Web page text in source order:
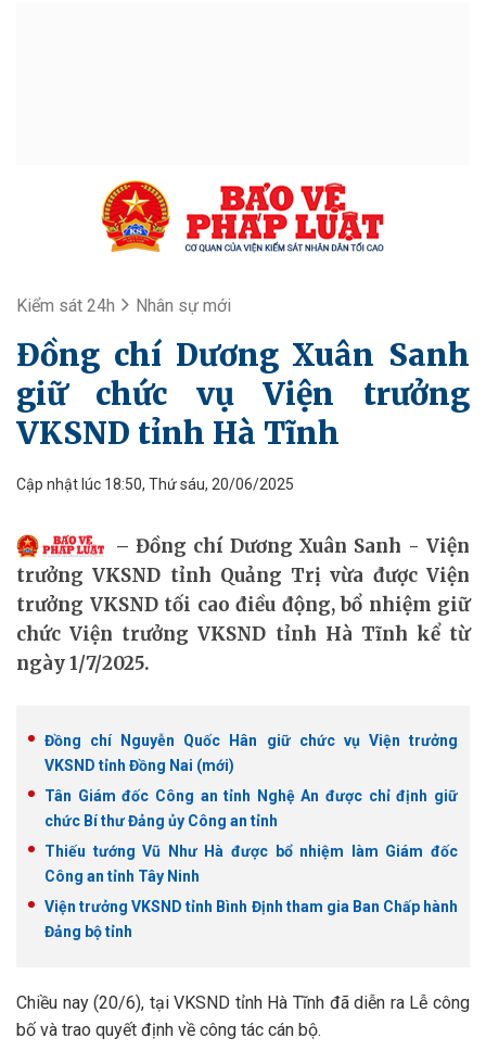
Kiểm sát 24h Nhân sự mới
Đồng chí Dương Xuân Sanh
giữ chức vụ Viện trưởng
VKSND tỉnh Hà Tĩnh
Cập nhật lúc 18:50, Thứ sáu, 20/06/2025
Đồng chí Dương Xuân Sanh - Viện
trưởng VKSND tỉnh Quảng Trị vừa được Viện
trưởng VKSND tối cao điều động, bổ nhiệm giữ
chức Viện trưởng VKSND tỉnh Hà Tĩnh kể từ
ngày 1/7/2025.
Đồng chí Nguyễn Quốc Hân giữ chức vụ Viện trưởng
VKSND tỉnh Đồng Nai (mới)
Tân Giám đốc Công an tỉnh Nghệ An được chỉ định giữ
chức Bí thư Đảng ủy Công an tỉnh
Thiếu tướng Vũ Như Hà được bổ nhiệm làm Giám đốc
Công an tỉnh Tây Ninh
Viện trưởng VKSND tỉnh Bình Định tham gia Ban Chấp hành
Đảng bộ tỉnh
Chiều nay (20/6), tại VKSND tỉnh Hà Tĩnh đã diễn ra Lễ công
bố và trao quyết định về công tác cán bộ.